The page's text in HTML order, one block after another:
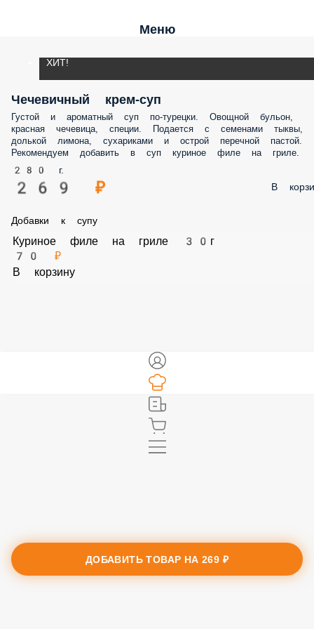
Меню
ХИТ!
Чечевичный крем-суп
Густой и ароматный суп по-турецки. Овощной бульон,
красная чечевица, специи. Подается с семенами тыквы,
долькой лимона, сухариками и острой перечной пастой.
Рекомендуем добавить в суп куриное филе на гриле.
280 г.
269 ₽ В
Добавки к супу
Куриное филе на гриле 30г
70 ₽
В корзину
ДОБАВИТЬ ТОВАР НА269 ₽